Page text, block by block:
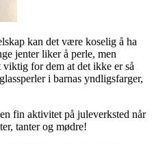
kan det være koselig å ha
jenter liker å perle, men
for dem at det ikke er så
i barnas yndligsfarger,
fin aktivitet på juleverksted når
tanter og mødre!